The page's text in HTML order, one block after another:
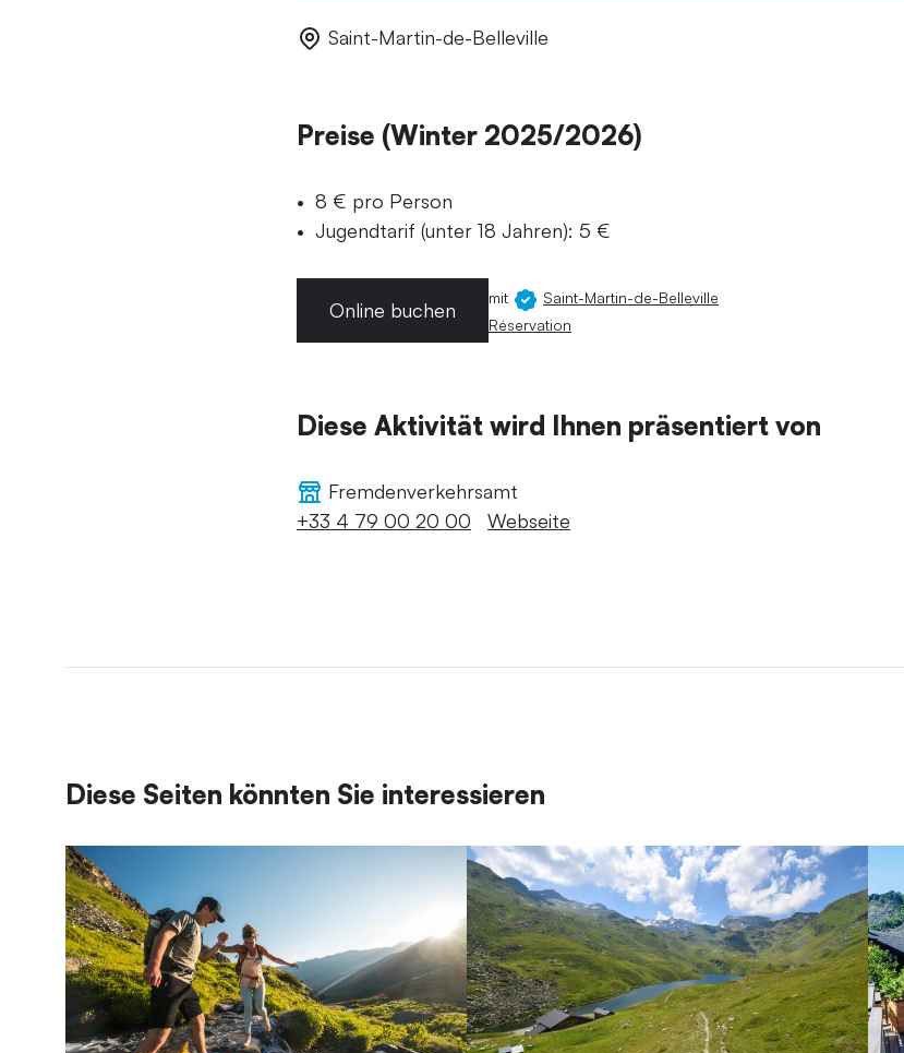
Saint-Martin-de-Belleville
Preise (Winter 2025/2026)
8 € pro Person
Jugendtarif (unter 18 Jahren): 5 €
Online buchen
mit
Saint-Martin-de-Belleville
Réservation
Diese Aktivität wird Ihnen präsentiert von
Fremdenverkehrsamt
+33 4 79 00 20 00
Webseite
Diese Seiten könnten Sie interessieren